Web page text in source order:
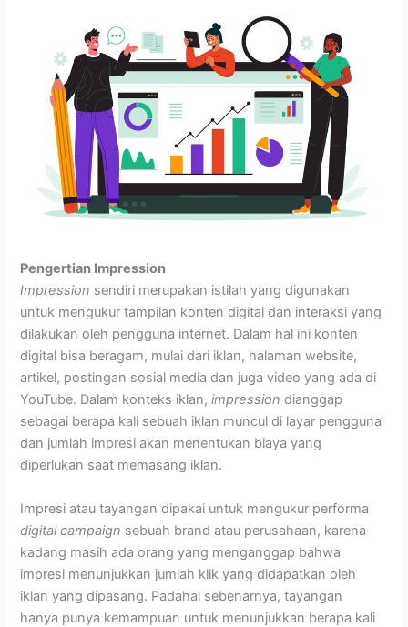
Pengertian Impression
Impression sendiri merupakan istilah yang digunakan
untuk mengukur tampilan konten digital dan interaksi yang
dilakukan oleh pengguna internet. Dalam hal ini konten
digital bisa beragam, mulai dari iklan, halaman website,
artikel, postingan sosial media dan juga video yang ada di
YouTube. Dalam konteks iklan,impression dianggap
sebagai berapa kali sebuah iklan muncul di layar pengguna
dan jumlah impresi akan menentukan biaya yang
diperlukan saat memasang iklan.
Impresi atau tayangan dipakai untuk mengukur performa
digital campaign sebuah brand atau perusahaan, karena
kadang masih ada orang yang menganggap bahwa
impresi menunjukkan jumlah klik yang didapatkan oleh
iklan yang dipasang. Padahal sebenarnya, tayangan
hanya punya kemampuan untuk menunjukkan berapa kali